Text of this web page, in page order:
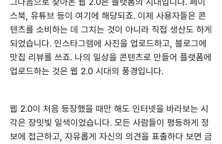
스북, 유튜브 등이 여기에 해당되죠. 이제 사용자들은 콘
텐츠를 소비하는 데 그치는 것이 아니라 직접 생산도 하게
되었습니다. 인스타그램에 사진을 업로드하고, 블로그에
맛집 리뷰를 쓰죠. 나의 일상을 콘텐츠로 만들어 플랫폼에
업로드하는 것은 웹 2.0 시대의 풍경입니다.
웹 2.0이 처음 등장했을 때만 해도 인터넷을 바라보는 시
각은 장밋빛 일색이었습니다. 모든 사람들이 평등하게 정
보에 접근하고, 자유롭게 자신의 의견을 표출하다 보면 금